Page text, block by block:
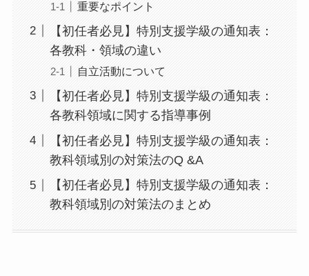
重要なポイント
【初任者必見】特別支援学級の通知表：
各教科・領域の違い
自立活動について
【初任者必見】特別支援学級の通知表：
各教科領域に関する指導事例
【初任者必見】特別支援学級の通知表：
教科領域別の対策法のQ &A
【初任者必見】特別支援学級の通知表：
教科領域別の対策法のまとめ